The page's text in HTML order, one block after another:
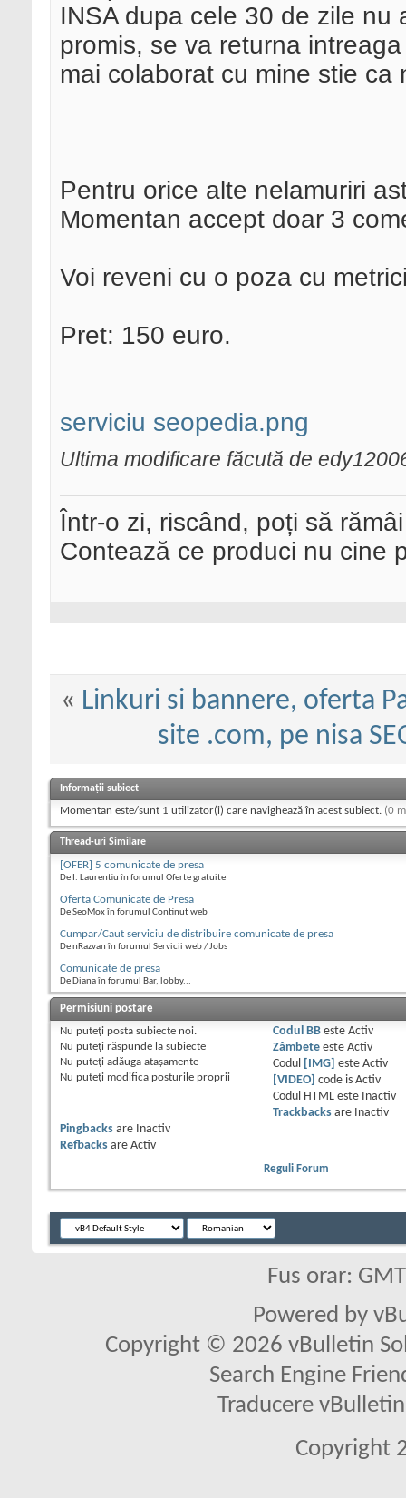
INSA dupa cele 30 de zile nu
promis, se va returna
mai colaborat cu mine stie ca
Pentru orice alte nelamuriri
Momentan accept doar 3
Voi reveni cu o poza cu
Pret: 150 euro.
serviciu seopedia.png
Ultima modificare făcută de
Într-o zi, riscând, poți să
Contează ce produci nu cine
« Linkuri si bannere, oferta
site .com, pe nisa
Informații subiect
Momentan este/sunt 1 utilizator(i) care navighează în acest subiect. (0
Thread-uri Similare
[OFER] 5 comunicate de presa
De I. Laurentiu în forumul Oferte gratuite
Oferta Comunicate de Presa
De SeoMox în forumul Continut web
Cumpar/Caut serviciu de distribuire comunicate de presa
De nRazvan în forumul Servicii web / Jobs
Comunicate de presa
De Diana în forumul Bar, lobby...
Permisiuni postare
Nu puteţi posta subiecte noi.
Nu puteţi răspunde la subiecte
Nu puteţi adăuga ataşamente
Nu puteţi modifica posturile proprii
Codul BBeste Activ
Zâmbeteeste Activ
Codul
[IMG] este Activ
[VIDEO]
code is Activ
Codul HTML este
Inactiv
Trackbacksare
Inactiv
Pingbacks are
Inactiv
Refbacks are Activ
Reguli Forum
Fus orar:
Powered by
Copyright © 2026 vBulletin
Search Engine
Traducere
Copyright